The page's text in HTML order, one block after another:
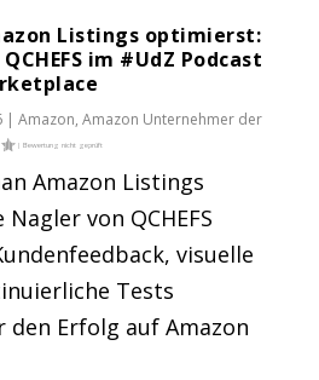
Listings optimierst:
im #UdZ Podcast
|Amazon,Amazon Unternehmer der
Amazon Listings
von QCHEFS
visuelle
Tests
den Erfolg auf Amazon